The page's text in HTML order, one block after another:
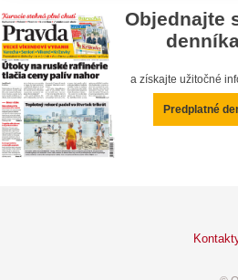
Objednajte
a získajte užitočné
Predplatné